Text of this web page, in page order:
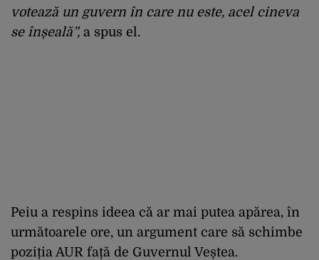
votează un guvern în care nu este, acel cineva
se înșeală”,a spus el.
Peiu a respins ideea că ar mai putea apărea, în
următoarele ore, un argument care să schimbe
poziția AUR față de Guvernul Veștea.